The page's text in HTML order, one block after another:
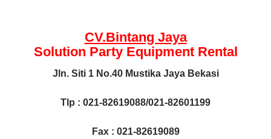
CV.Bintang Jaya
Solution Party Equipment Rental
Jln. Siti 1 No.40 Mustika Jaya Bekasi
Tlp : 021-82619088/021-82601199
Fax : 021-82619089